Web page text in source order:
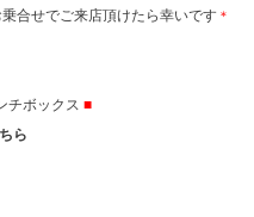
ご来店頂けたら幸いです ＊
チボックス ■
ら